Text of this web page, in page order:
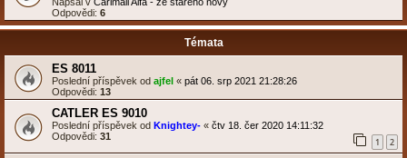
Odpovědi: 6
Témata
ES 8011
Poslední příspěvek od ajfel « pát 06. srp 2021 21:28:26
Odpovědi: 13
CATLER ES 9010
Poslední příspěvek od Knightey- « čtv 18. čer 2020 14:11:32
Odpovědi: 31 1 2